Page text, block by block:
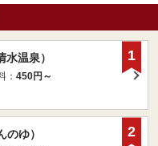
温泉）
： 450円～
1
ゆ）
2